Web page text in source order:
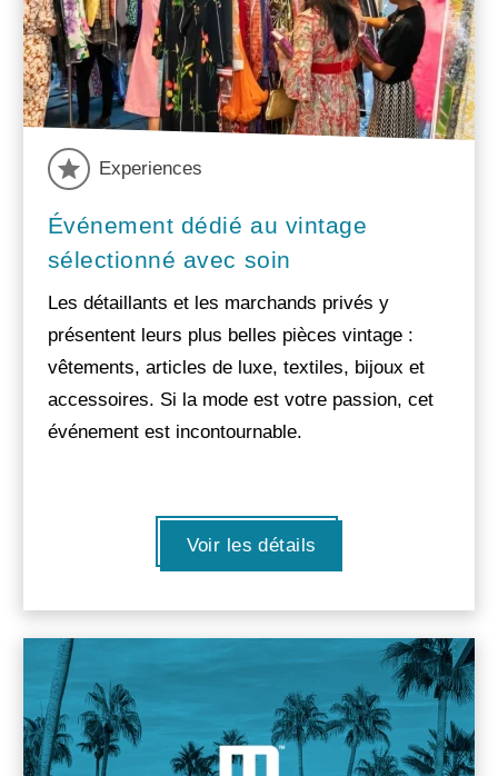
Experiences
Événement dédié au vintage
sélectionné avec soin
Les détaillants et les marchands privés y
présentent leurs plus belles pièces vintage :
vêtements, articles de luxe, textiles, bijoux et
accessoires. Si la mode est votre passion, cet
événement est incontournable.
Voir les détails